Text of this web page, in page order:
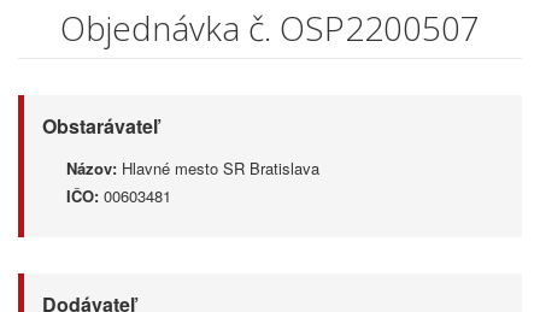
Objednávka č. OSP2200507
Obstarávateľ
Názov: Hlavné mesto SR Bratislava
IČO: 00603481
Dodávateľ